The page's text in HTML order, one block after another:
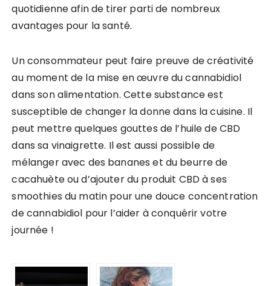
quotidienne afin de tirer parti de nombreux
avantages pour la santé.
Un consommateur peut faire preuve de créativité
au moment de la mise en œuvre du cannabidiol
dans son alimentation. Cette substance est
susceptible de changer la donne dans la cuisine. Il
peut mettre quelques gouttes de l’huile de CBD
dans sa vinaigrette. Il est aussi possible de
mélanger avec des bananes et du beurre de
cacahuète ou d’ajouter du produit CBD à ses
smoothies du matin pour une douce concentration
de cannabidiol pour l’aider à conquérir votre
journée !